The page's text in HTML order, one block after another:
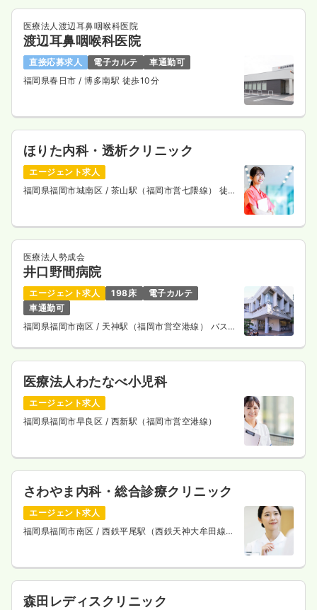
医療法人渡辺耳鼻咽喉科医院
渡辺耳鼻咽喉科医院
直接応募求人 電子カルテ
車通勤可
福岡県春日市/ 博多南駅 徒歩10分
ほりた内科・透析クリニック
エージェント求人
福岡県福岡市城南区 / 茶山駅（福岡市営七隈線） 徒歩
医療法人勢成会
井口野間病院
エージェント求人 198床
電子カルテ
車通勤可
福岡県福岡市南区 / 天神駅（福岡市営空港線） バス
医療法人わたなべ小児科
エージェント求人
福岡県福岡市早良区 / 西新駅（福岡市営空港線）
さわやま内科・総合診療クリニック
エージェント求人
福岡県福岡市南区/ 西鉄平尾駅（西鉄天神大牟田線）
森田レディスクリニック